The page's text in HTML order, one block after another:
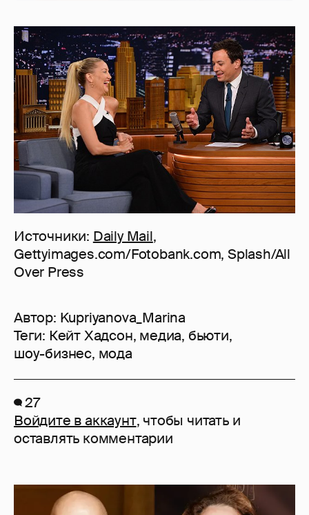
Источники: Daily Mail,
Gettyimages.com/Fotobank.com, Splash/All
Over Press
Автор: Kupriyanova_Marina
Теги: Кейт Хадсон, медиа, бьюти,
шоу-бизнес, мода
27
Войдите в аккаунт, чтобы читать и
оставлять комментарии